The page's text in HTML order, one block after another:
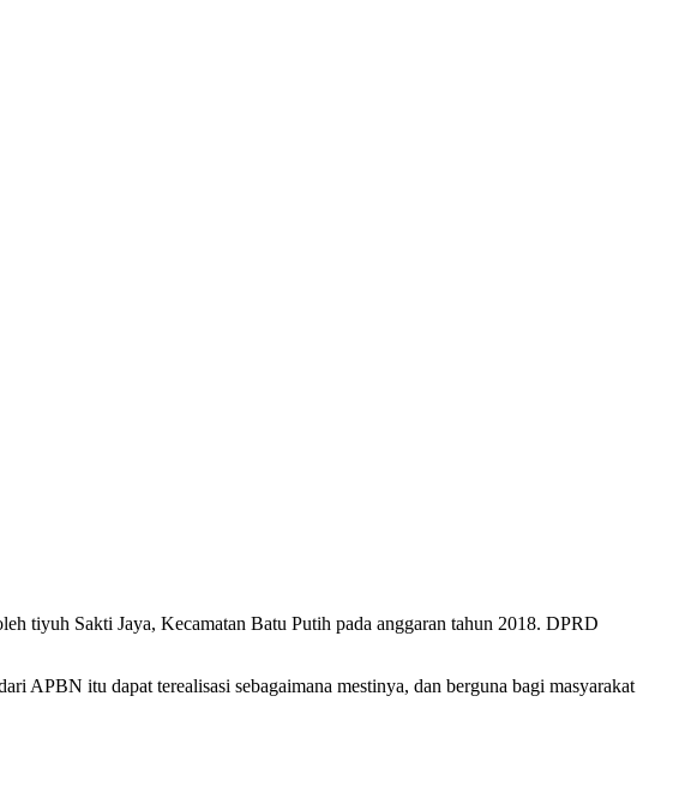
tiyuh Sakti Jaya, Kecamatan Batu Putih pada anggaran tahun 2018. DPRD
APBN itu dapat terealisasi sebagaimana mestinya, dan berguna bagi masyarakat